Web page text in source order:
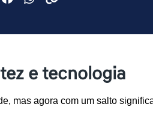
e tecnologia
mas agora com um salto